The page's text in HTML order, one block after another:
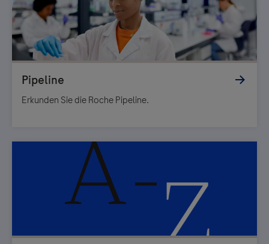
Erkunden Sie die Roche Pipeline.